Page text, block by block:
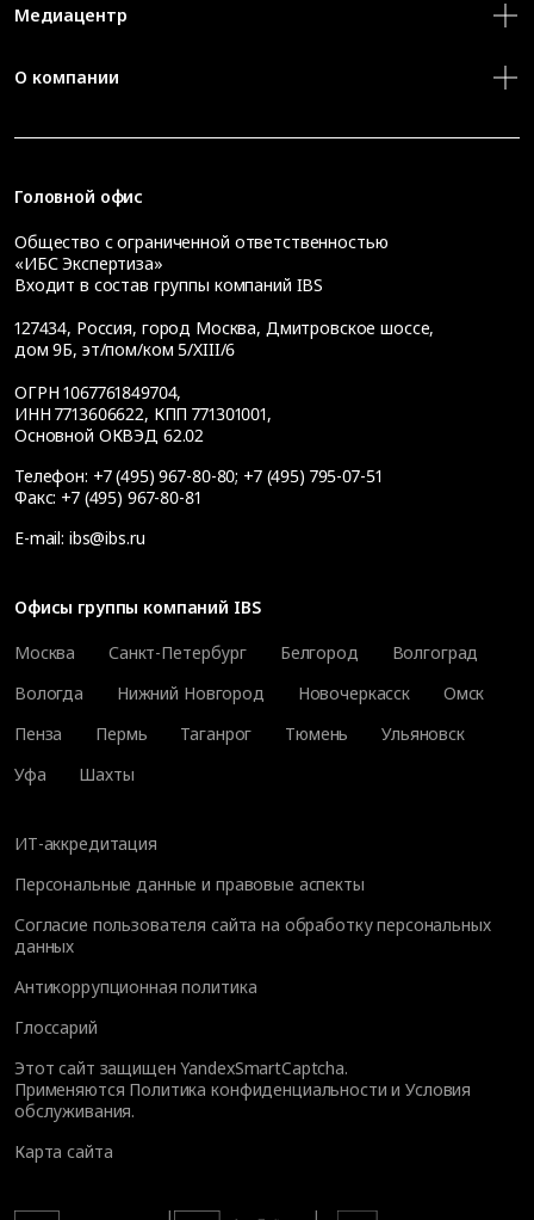
Медиацентр
О компании
Головной офис
Общество с ограниченной ответственностью
«ИБС Экспертиза»
Входит в состав группы компаний IBS
127434, Россия, город Москва, Дмитровское шоссе,
дом 9Б, эт/пом/ком 5/XIII/6
ОГРН 1067761849704,
ИНН 7713606622, КПП 771301001,
Основной ОКВЭД 62.02
Телефон: +7 (495) 967-80-80; +7 (495) 795-07-51
Факс: +7 (495) 967-80-81
E-mail: ibs@ibs.ru
Офисы группы компаний IBS
Москва
Санкт-Петербург Белгород
Волгоград
Вологда
Нижний Новгород Новочеркасск
Омск
Пенза
Пермь Таганрог Тюмень
Ульяновск
Уфа
Шахты
ИТ-аккредитация
Персональные данные и правовые аспекты
Согласие пользователя сайта на обработку персональных
данных
Антикоррупционная политика
Глоссарий
Этот сайт защищен YandexSmartCaptcha.
Применяются Политика конфиденциальности иУсловия
обслуживания.
Карта сайта